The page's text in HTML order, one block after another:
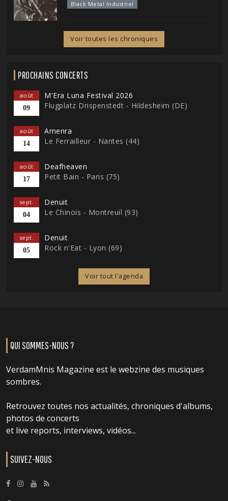
Black Metal Industriel
Voir toutes les chroniques
PROCHAINS CONCERTS
août
09
M'Era Luna Festival 2026
Flugplatz Drispenstedt - Hildesheim (DE)
août
14
Amenra
Le Ferrailleur - Nantes (44)
août
17
Deafheaven
Petit Bain - Paris (75)
sept.
04
Denuit
Le Chinois - Montreuil (93)
sept.
05
Denuit
Rock n'Eat - Lyon (69)
Voir tout l'agenda
QUI SOMMES-NOUS ?
VerdamMnis Magazine est le webzine des musiques
sombres.
Retrouvez toutes nos actualités, chroniques d'albums,
photos de concerts
et live reports, interviews, vidéos...
SUIVEZ-NOUS